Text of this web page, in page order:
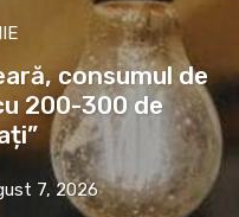
consumul de
200-300 de
7, 2026